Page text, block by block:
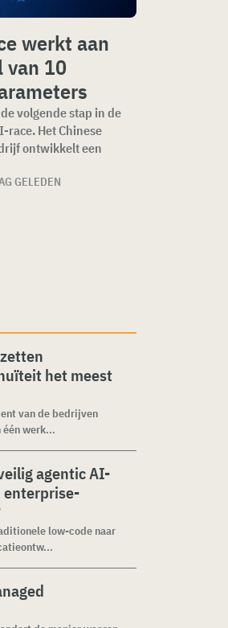
werkt aan
van 10
volgende stap in de
Het Chinese
ontwikkelt een
GELEDEN
het meest
van de bedrijven
werk...
agentic AI-
low-code naar